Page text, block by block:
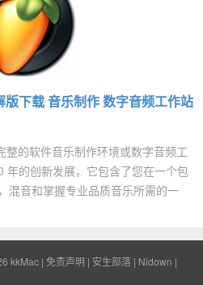
下载 音乐制作 数字音频工作站
的软件音乐制作环境或数字音频工
年的创新发展，它包含了您在一个包
混音和掌握专业品质音乐所需的一
kkMac | 免责声明 | 安生部落 | Nidown |